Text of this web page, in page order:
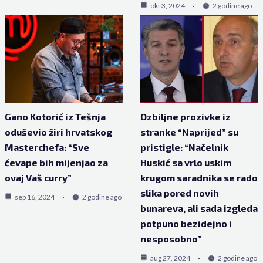
okt 3, 2024 2 godine ago
Gano Kotorić iz Tešnja
oduševio žiri hrvatskog
Masterchefa: “Sve
ćevape bih mijenjao za
ovaj Vaš curry”
sep 16, 2024 2 godine ago
Ozbiljne prozivke iz
stranke “Naprijed” su
pristigle: “Načelnik
Huskić sa vrlo uskim
krugom saradnika se rado
slika pored novih
bunareva, ali sada izgleda
potpuno bezidejno i
nesposobno”
aug 27, 2024 2 godine ago